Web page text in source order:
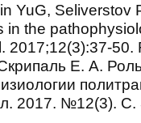
YuG, Seliverstov
in the
2017;12(3):37-
Е. А.
2017. №12(3). С.